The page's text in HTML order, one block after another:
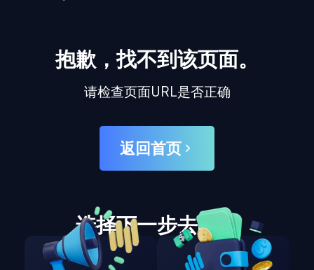
抱歉，找不到该页面。
请检查页面URL是否正确
返回首页
选择下一步去哪里